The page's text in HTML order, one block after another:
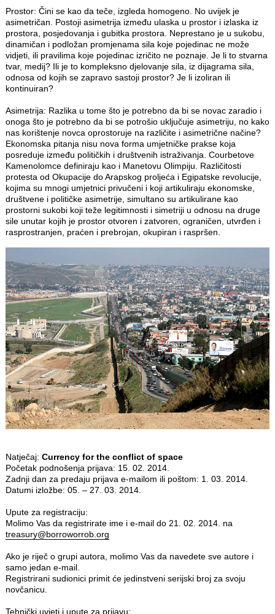
Prostor: Čini se kao da teče, izgleda homogeno. No uvijek je
asimetričan. Postoji asimetrija između ulaska u prostor i izlaska iz
prostora, posjedovanja i gubitka prostora. Neprestano je u sukobu,
dinamičan i podložan promjenama sila koje pojedinac ne može
vidjeti, ili pravilima koje pojedinac izričito ne poznaje. Je li to stvarna
tvar, medij? Ili je to kompleksno djelovanje sila, iz dijagrama sila,
odnosa od kojih se zapravo sastoji prostor? Je li izoliran ili
kontinuiran?
Asimetrija: Razlika u tome što je potrebno da bi se novac zaradio i
onoga što je potrebno da bi se potrošio uključuje asimetriju, no kako
nas korištenje novca oprostoruje na različite i asimetrične načine?
Ekonomska pitanja nisu nova forma umjetničke prakse koja
posreduje između političkih i društvenih istraživanja. Courbetove
Kamenolomce definiraju kao i Manetovu Olimpiju. Različitosti
protesta od Okupacije do Arapskog proljeća i Egipatske revolucije,
kojima su mnogi umjetnici privučeni i koji artikuliraju ekonomske,
društvene i političke asimetrije, simultano su artikulirane kao
prostorni sukobi koji teže legitimnosti i simetriji u odnosu na druge
sile unutar kojih je prostor otvoren i zatvoren, ograničen, utvrđen i
rasprostranjen, praćen i prebrojan, okupiran i raspršen.
Natječaj: Currency for the conflict of space
Početak podnošenja prijava: 15. 02. 2014.
Zadnji dan za predaju prijava e‐mailom ili poštom: 1. 03. 2014.
Datumi izložbe: 05. – 27. 03. 2014.
Upute za registraciju:
Molimo Vas da registrirate ime i e‐mail do 21. 02. 2014. na
treasury@borroworrob.org
Ako je riječ o grupi autora, molimo Vas da navedete sve autore i
samo jedan e-mail.
Registrirani sudionici primit će jedinstveni serijski broj za svoju
novčanicu.
Tehnički uvjeti i upute za prijavu: